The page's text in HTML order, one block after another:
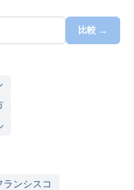
に分布する。
天が多く、屋外散策
いが、厳寒に備えた
から冬にかけて濃
ことがある。ハリ
気象は稀。全体的
比較 →
ンシスコ